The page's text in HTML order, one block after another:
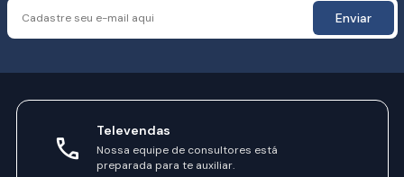
Enviar
Televendas
Nossa equipe de consultores está
preparada para te auxiliar.